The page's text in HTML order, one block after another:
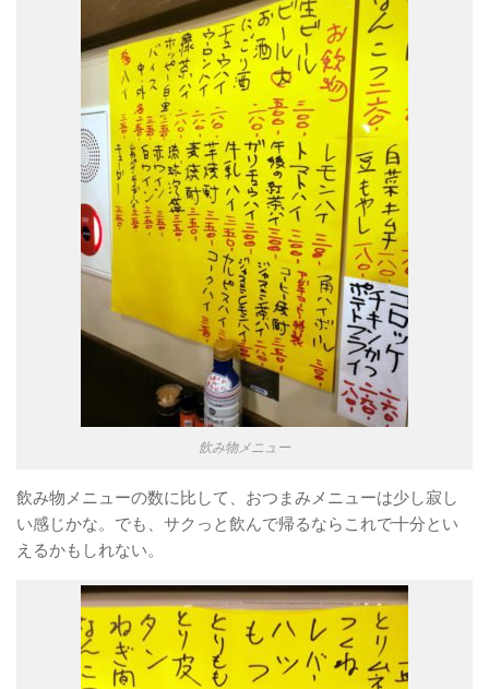
飲み物メニュー
飲み物メニューの数に比して、おつまみメニューは少し寂し
い感じかな。でも、サクっと飲んで帰るならこれで十分とい
えるかもしれない。